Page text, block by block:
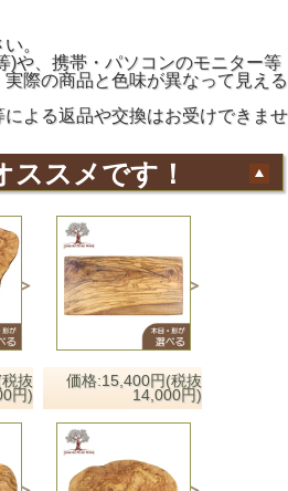
。
や、携帯・パソコンのモニター等
際の商品と色味が異なって見える
よる返品や交換はお受けできませ
ススメです！
抜
円)
価格:15,400円(税抜
14,000円)